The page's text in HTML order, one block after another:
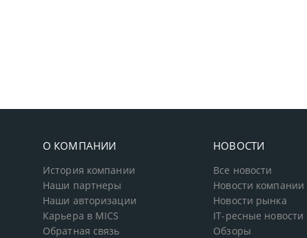
О КОМПАНИИ
История компании
Наши партнеры
Наши авторизации
Карьера в MICS
Обратная связь
НОВОСТИ
Все новости
Новости компании
Новости рынка
IT-ресные новости
Обзоры